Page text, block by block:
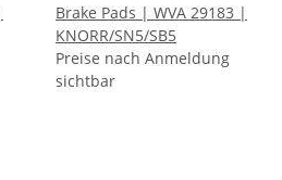
Brake Pads | WVA 29183 |
KNORR/SN5/SB5
Preise nach Anmeldung
sichtbar